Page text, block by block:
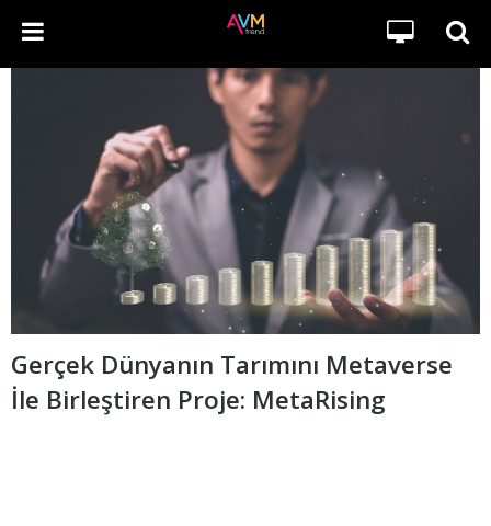
Gerçek Dünyanın Tarımını Metaverse
İle Birleştiren Proje: MetaRising